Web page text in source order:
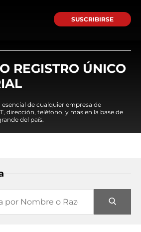
SUSCRIBIRSE
REGISTRO ÚNICO
de cualquier empresa de
dirección, teléfono, y mas en la base de
del país.